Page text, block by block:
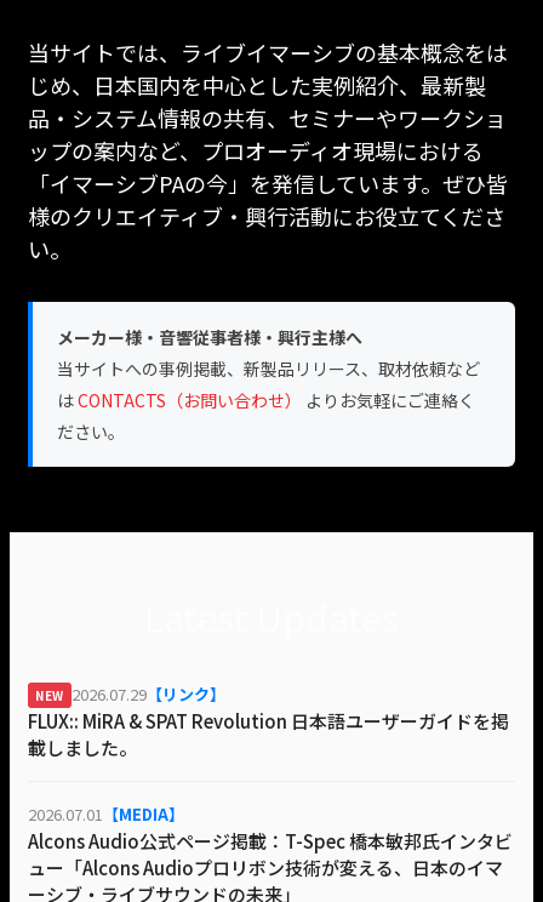
当サイトでは、ライブイマーシブの基本概念をは
じめ、日本国内を中心とした実例紹介、最新製
品・システム情報の共有、セミナーやワークショ
ップの案内など、プロオーディオ現場における
「イマーシブPAの今」を発信しています。ぜひ皆
様のクリエイティブ・興行活動にお役立てくださ
い。
メーカー様・音響従事者様・興行主様へ
当サイトへの事例掲載、新製品リリース、取材依頼など
はCONTACTS（お問い合わせ）
よりお気軽にご連絡く
ださい。
NEW 2026.07.29【リンク】
FLUX:: MiRA & SPAT Revolution 日本語ユーザーガイドを掲
載しました。
2026.07.01 【MEDIA】
Alcons Audio公式ページ掲載：T-Spec 橋本敏邦氏インタビ
ュー「Alcons Audioプロリボン技術が変える、日本のイマ
ーシブ・ライブサウンドの未来」